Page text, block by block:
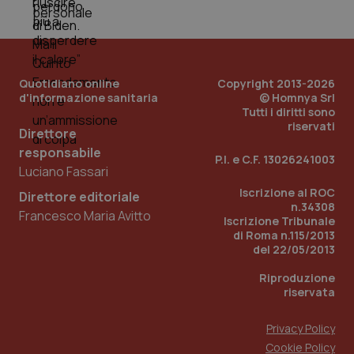
Quotidiano online
d'informazione sanitaria
Direttore
responsabile
Luciano Fassari
Direttore editoriale
Francesco Maria Avitto
Copyright 2013-2026
© Homnya Srl
Tutti i diritti sono
riservati
P.I. e C.F. 13026241003
Iscrizione al ROC
n.34308
Iscrizione Tribunale
di Roma n.115/2013
del 22/05/2013
Riproduzione
riservata
Privacy Policy
Cookie Policy
_ga